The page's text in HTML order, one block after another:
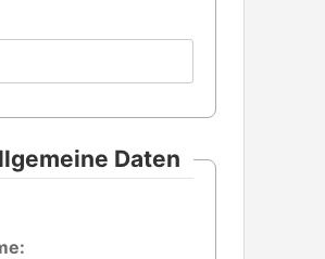
Daten